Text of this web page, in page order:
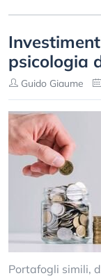
psicologia
Guido Giaume
Portafogli simili,